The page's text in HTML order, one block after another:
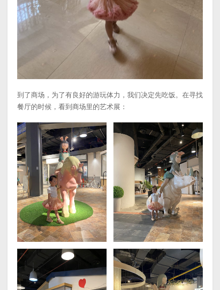
到了商场，为了有良好的游玩体力，我们决定先吃饭。在寻找
餐厅的时候，看到商场里的艺术展：